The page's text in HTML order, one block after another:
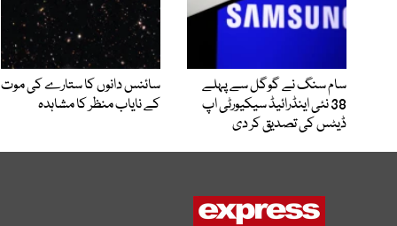
سام سنگ نے گوگل سے پہلے
38 نئی اینڈرائیڈ سیکیورٹی اپ
ڈیٹس کی تصدیق کر دی
سائنس دانوں کا ستارے کی موت
کے نایاب منظر کا مشاہدہ